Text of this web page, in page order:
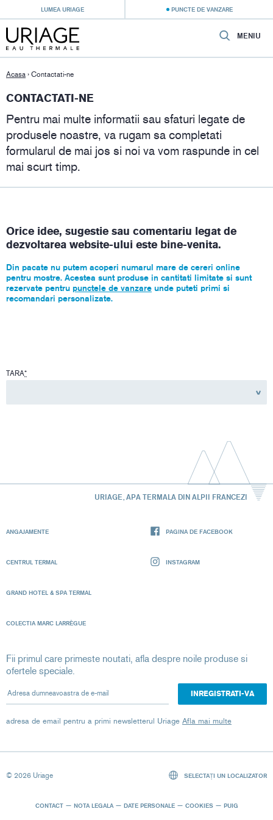
LUMEA URIAGE PUNCTE DE VANZARE
MENIU
Acasa › Contactati-ne
CONTACTATI-NE
Pentru mai multe informatii sau sfaturi legate de
produsele noastre, va rugam sa completati
formularul de mai jos si noi va vom raspunde in cel
mai scurt timp.
Orice idee, sugestie sau comentariu legat de
dezvoltarea website-ului este bine-venita.
Din pacate nu putem acoperi numarul mare de cereri online
pentru mostre. Acestea sunt produse in cantitati limitate si sunt
rezervate pentru punctele de vanzare unde puteti primi si
recomandari personalizate.
TARA*
URIAGE, APA TERMALA DIN ALPII FRANCEZI
ANGAJAMENTE
CENTRUL TERMAL
GRAND HOTEL & SPA TERMAL
COLECTIA MARC LARRÈGUE
PAGINA DE FACEBOOK
INSTAGRAM
Fii primul care primeste noutati, afla despre noile produse si
ofertele speciale.
Adresa dumneavoastra de e-mail
adresa de email pentru a primi newsletterul Uriage Afla mai multe
© 2026 Uriage
CONTACT NOTA LEGALA DATE PERSONALE COOKIES PUIG
SELECTAȚI UN LOCALIZATOR